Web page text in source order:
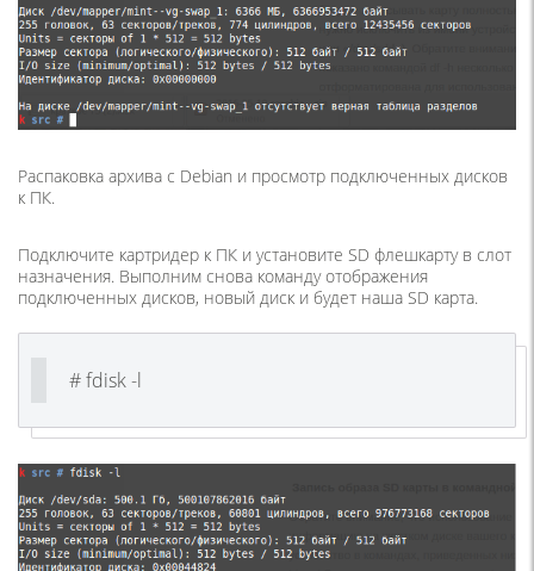
Распаковка архива с Debian и просмотр подключенных дисков
к ПК.
Подключите картридер к ПК и установите SD флешкарту в слот
назначения. Выполним снова команду отображения
подключенных дисков, новый диск и будет наша SD карта.
# fdisk -l